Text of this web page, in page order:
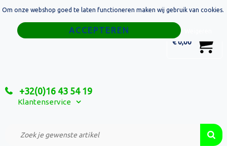
€ 0,00
+32(0)16 43 54 19
Klantenservice
Home
Relatiegeschenken
Custom Made Projecten
Om onze webshop goed te laten functioneren maken wij gebruik van cookies.